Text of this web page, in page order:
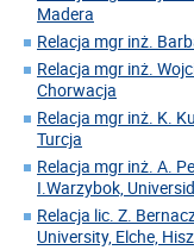
Madera
Relacja mgr inż.
Relacja mgr inż.
Chorwacja
Relacja mgr inż. K.
Turcja
Relacja mgr inż. A.
I.Warzybok,
Relacja lic. Z.
University, Elche,